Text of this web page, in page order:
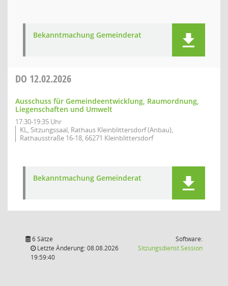
Bekanntmachung Gemeinderat
DO 12.02.2026
Ausschuss für Gemeindeentwicklung, Raumordnung,
Liegenschaften und Umwelt
17:30-19:35 Uhr
KL, Sitzungssaal, Rathaus Kleinblittersdorf (Anbau),
Rathausstraße 16-18, 66271 Kleinblittersdorf
Bekanntmachung Gemeinderat
6 Sätze
Letzte Änderung: 08.08.2026
19:59:40
Software:
SitzungsdienstSession(Wird in